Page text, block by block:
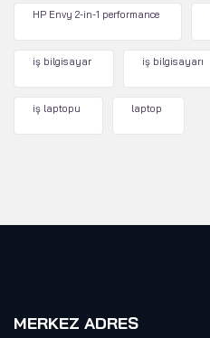
HP Envy 2-in-1 performance
iş bilgisayar iş bilgisayarı
iş laptopu laptop
MERKEZ ADRES